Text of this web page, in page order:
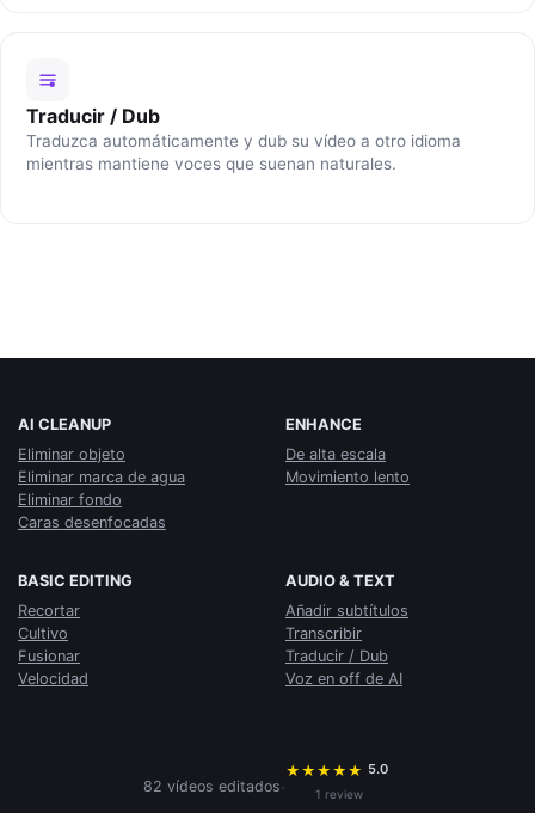
Traducir / Dub
Traduzca automáticamente y dub su vídeo a otro idioma
mientras mantiene voces que suenan naturales.
AI CLEANUP
Eliminar objeto
Eliminar marca de agua
Eliminar fondo
Caras desenfocadas
ENHANCE
De alta escala
Movimiento lento
BASIC EDITING
Recortar
Cultivo
Fusionar
Velocidad
AUDIO & TEXT
Añadir subtítulos
Transcribir
Traducir / Dub
Voz en off de AI
82 vídeos editados·
★ ★ ★ ★ ★ 5.0
1 review